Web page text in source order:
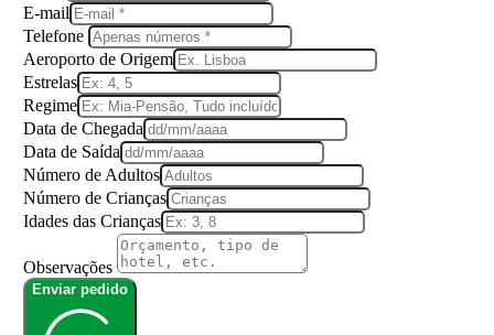
E-mail
Telefone
Aeroporto de Origem
Estrelas
Regime
Data de Chegada
Data de Saída
Número de Adultos
Número de Crianças
Idades das Crianças
Observações
Enviar pedido